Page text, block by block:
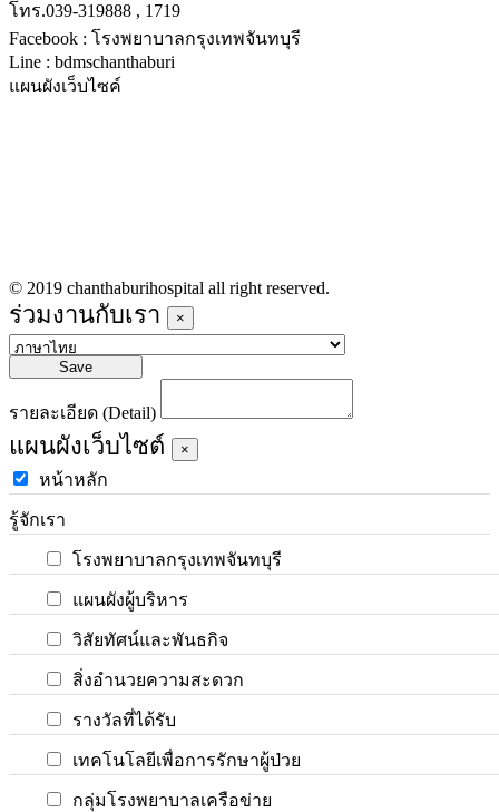
โทร.039-319888 , 1719
Facebook : โรงพยาบาลกรุงเทพจันทบุรี
Line : bdmschanthaburi
แผนผังเว็บไซค์
© 2019 chanthaburihospital all right reserved.
ร่วมงานกับเรา ×
Save
รายละเอียด (Detail)
แผนผังเว็บไซต์ ×
หน้าหลัก
รู้จักเรา
โรงพยาบาลกรุงเทพจันทบุรี
แผนผังผู้บริหาร
วิสัยทัศน์และพันธกิจ
สิ่งอำนวยความสะดวก
รางวัลที่ได้รับ
เทคโนโลยีเพื่อการรักษาผู้ป่วย
กลุ่มโรงพยาบาลเครือข่าย